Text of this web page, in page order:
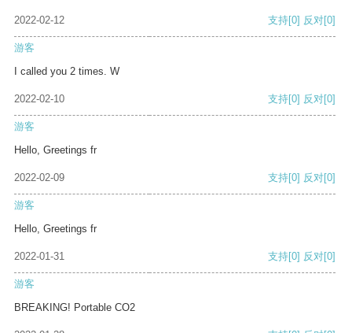
2022-02-12 支持[0] 反对[0]
游客
I called you 2 times. W
2022-02-10 支持[0] 反对[0]
游客
Hello, Greetings fr
2022-02-09 支持[0] 反对[0]
游客
Hello, Greetings fr
2022-01-31 支持[0] 反对[0]
游客
BREAKING! Portable CO2